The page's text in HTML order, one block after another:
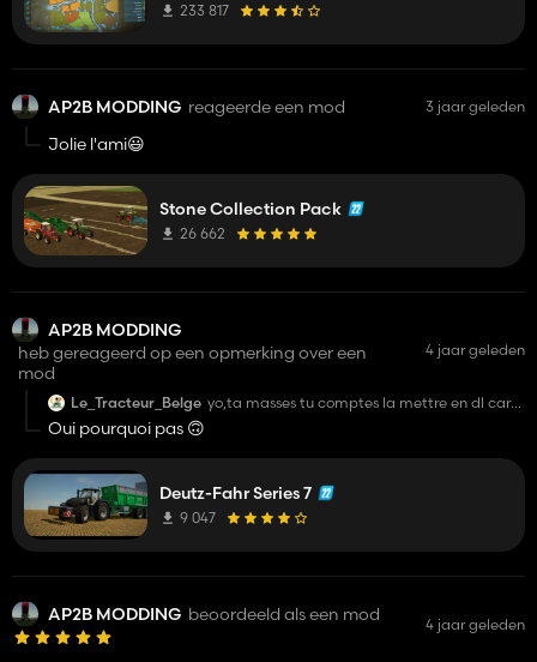
233 817
AP2B MODDING reageerde een mod 3 jaar geleden
Jolie l'ami😃
Stone Collection Pack
26 662
AP2B MODDING
heb gereageerd op een opmerking over een
mod
4 jaar geleden
Le_Tracteur_Belge yo,ta masses tu comptes la mettre en dl car
Oui pourquoi pas 🙃
Deutz-Fahr Series 7
9 047
AP2B MODDING beoordeeld als een mod 4 jaar geleden